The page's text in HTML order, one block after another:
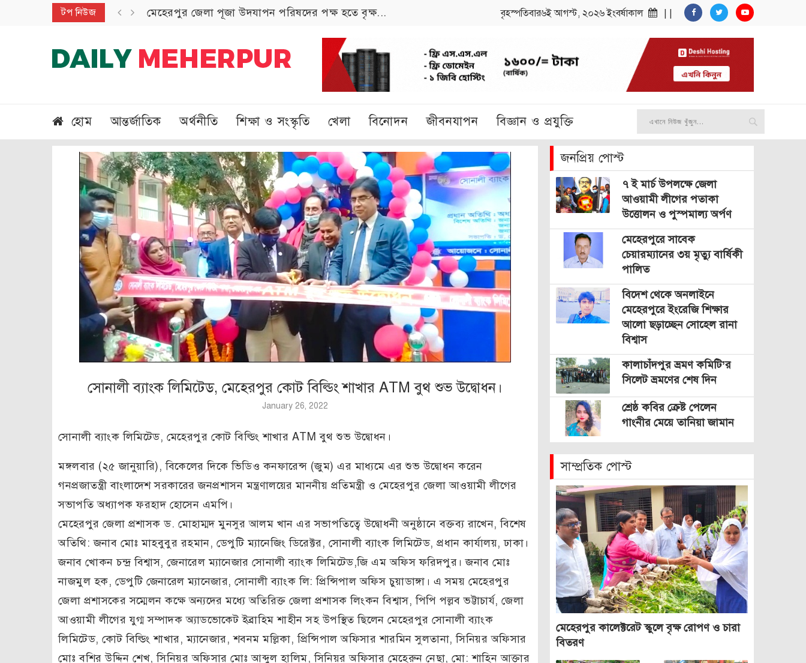
টপ নিউজ বৃহস্পতিবার৬ই আগস্ট, ২০২৬ ইংবর্ষাকাল
মেহেরপুর জেলা পূজা উদযাপন পরিষদের পক্ষ হতে বৃক্ষ...
হোম আন্তর্জাতিক অর্থনীতি শিক্ষা ও সংস্কৃতি খেলা বিনোদন জীবনযাপন বিজ্ঞান ও প্রযুক্তি
সোনালী ব্যাংক লিমিটেড, মেহেরপুর কোট বিল্ডিং শাখার ATM বুথ শুভ উদ্বোধন।
January 26, 2022
সোনালী ব্যাংক লিমিটেড, মেহেরপুর কোট বিল্ডিং শাখার ATM বুথ শুভ উদ্বোধন।
মঙ্গলবার (২৫ জানুয়ারি), বিকেলের দিকে ভিডিও কনফারেন্স (জুম) এর মাধ্যমে এর শুভ উদ্বোধন করেন
গনপ্রজাতন্ত্রী বাংলাদেশ সরকারের জনপ্রশাসন মন্ত্রণালয়ের মাননীয় প্রতিমন্ত্রী ও মেহেরপুর জেলা আওয়ামী লীগের
সভাপতি অধ্যাপক ফরহাদ হোসেন এমপি।
মেহেরপুর জেলা প্রশাসক ড. মোহাম্মদ মুনসুর আলম খান এর সভাপতিত্বে উদ্বোধনী অনুষ্ঠানে বক্তব্য রাখেন, বিশেষ
অতিথি: জনাব মোঃ মাহবুবুর রহমান, ডেপুটি ম্যানেজিং ডিরেক্টর, সোনালী ব্যাংক লিমিটেড, প্রধান কার্যালয়, ঢাকা।
জনাব খোকন চন্দ্র বিশ্বাস, জেনারেল ম্যানেজার সোনালী ব্যাংক লিমিটেড,জি এম অফিস ফরিদপুর। জনাব মোঃ
নাজমুল হক, ডেপুটি জেনারেল ম্যানেজার, সোনালী ব্যাংক লি: প্রিন্সিপাল অফিস চুয়াডাঙ্গা। এ সময় মেহেরপুর
জেলা প্রশাসকের সম্মেলন কক্ষে অন্যদের মধ্যে অতিরিক্ত জেলা প্রশাসক লিংকন বিশ্বাস, পিপি পল্লব ভট্টাচার্য, জেলা
আওয়ামী লীগের যুগ্ম সম্পাদক অ্যাডভোকেট ইব্রাহিম শাহীন সহ উপস্থিত ছিলেন মেহেরপুর সোনালী ব্যাংক
লিমিটেড, কোট বিল্ডিং শাখার, ম্যানেজার, শবনম মল্লিকা, প্রিন্সিপাল অফিসার শারমিন সুলতানা, সিনিয়র অফিসার
মোঃ বশির উদ্দিন শেখ, সিনিয়র অফিসার মোঃ আব্দুল হালিম, সিনিয়র অফিসার মেহেরুন নেছা, মো: শাহিন আক্তার
জনপ্রিয় পোস্ট
৭ ই মার্চ উপলক্ষে জেলা
আওয়ামী লীগের পতাকা
উত্তোলন ও পুস্পমাল্য অর্পণ
মেহেরপুরে সাবেক
চেয়ারম্যানের ৩য় মৃত্যু বার্ষিকী
পালিত
বিদেশ থেকে অনলাইনে
মেহেরপুরে ইংরেজি শিক্ষার
আলো ছড়াচ্ছেন সোহেল রানা
বিশ্বাস
কালাচাঁদপুর ভ্রমণ কমিটি’র
সিলেট ভ্রমণের শেষ দিন
শ্রেষ্ঠ কবির ক্রেষ্ট পেলেন
গাংনীর মেয়ে তানিয়া জামান
সাম্প্রতিক পোস্ট
মেহেরপুর কালেক্টরেট স্কুলে বৃক্ষ রোপণ ও চারা
বিতরণ